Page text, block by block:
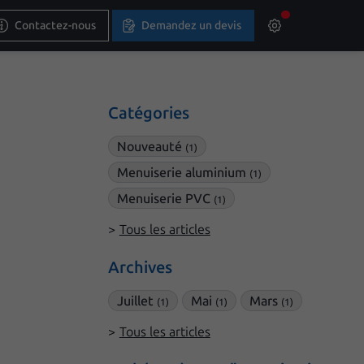
Contactez-nous Demandez un devis
Catégories
Nouveauté (1)
Menuiserie aluminium (1)
Menuiserie PVC (1)
Tous les articles
Archives
Juillet (1) Mai (1) Mars (1)
Tous les articles